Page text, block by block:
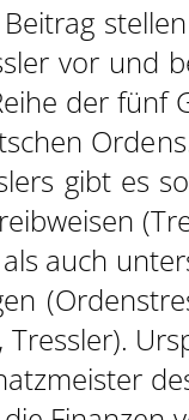
vor und
der fünf
gibt es
auch
Tressler).